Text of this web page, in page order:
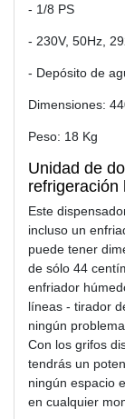
- 1/8 PS
- 230V, 50Hz,
- Depósito de
Dimensiones:
Peso: 18 Kg
Unidad de
refrigeración
Este
incluso un
puede tener
de sólo 44
enfriador
líneas - tirador
ningún problema.
Con los grifos
tendrás un
ningún espacio
en cualquier